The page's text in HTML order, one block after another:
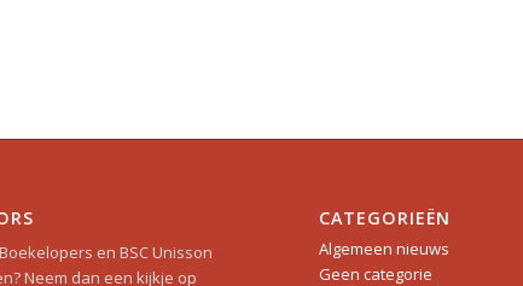
en BSC Unisson
Neem dan een kijkje op
CATEGORIEËN
Algemeen nieuws
Geen categorie